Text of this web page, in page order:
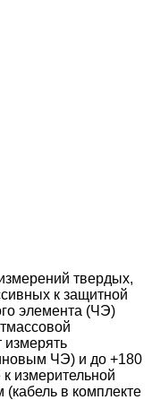
твердых,
к защитной
элемента (ЧЭ)
измерять
ЧЭ) и до +180
измерительной
в комплекте